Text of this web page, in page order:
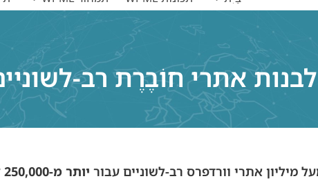
אתרי חוֹבֶרֶת רב-
יותר מ-250,000 לקוחות